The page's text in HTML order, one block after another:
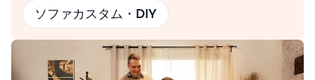
ソファカスタム・DIY